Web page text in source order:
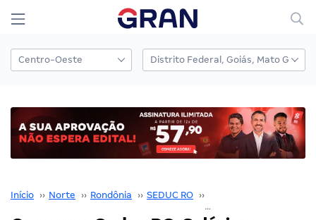
Início ›› Norte ›› Rondônia ›› SEDUC RO ››